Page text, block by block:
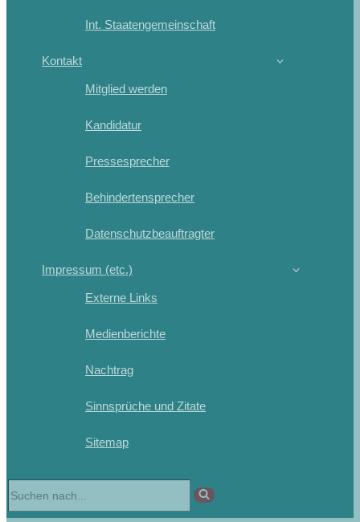
Int. Staatengemeinschaft
Kontakt
Mitglied werden
Kandidatur
Pressesprecher
Behindertensprecher
Datenschutzbeauftragter
Impressum (etc.)
Externe Links
Medienberichte
Nachtrag
Sinnsprüche und Zitate
Sitemap